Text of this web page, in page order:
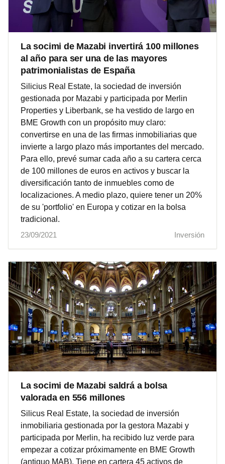
La socimi de Mazabi invertirá 100 millones
al año para ser una de las mayores
patrimonialistas de España
Silicius Real Estate, la sociedad de inversión
gestionada por Mazabi y participada por Merlin
Properties y Liberbank, se ha vestido de largo en
BME Growth con un propósito muy claro:
convertirse en una de las firmas inmobiliarias que
invierte a largo plazo más importantes del mercado.
Para ello, prevé sumar cada año a su cartera cerca
de 100 millones de euros en activos y buscar la
diversificación tanto de inmuebles como de
localizaciones. A medio plazo, quiere tener un 20%
de su 'portfolio' en Europa y cotizar en la bolsa
tradicional.
23/09/2021
Inversión
La socimi de Mazabi saldrá a bolsa
valorada en 556 millones
Silicus Real Estate, la sociedad de inversión
inmobiliaria gestionada por la gestora Mazabi y
participada por Merlin, ha recibido luz verde para
empezar a cotizar próximamente en BME Growth
(antiguo MAB). Tiene en cartera 45 activos de